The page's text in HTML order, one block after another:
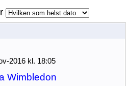
2016 kl. 18:05
Wimbledon